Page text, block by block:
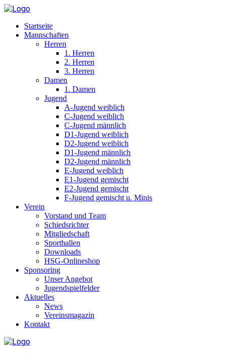
Startseite
Mannschaften
Herren
1. Herren
2. Herren
3. Herren
Damen
1. Damen
Jugend
A-Jugend weiblich
C-Jugend weiblich
C-Jugend männlich
D1-Jugend weiblich
D2-Jugend weiblich
D1-Jugend männlich
D2-Jugend männlich
E-Jugend weiblich
E1-Jugend gemischt
E2-Jugend gemischt
F-Jugend gemischt u. Minis
Verein
Vorstand und Team
Schiedsrichter
Mitgliedschaft
Sporthallen
Downloads
HSG-Onlineshop
Sponsoring
Unser Angebot
Jugendspielfelder
Aktuelles
News
Vereinsmagazin
Kontakt